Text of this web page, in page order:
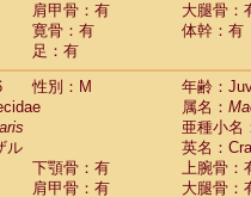
肩甲骨：有
大腿骨：
寛骨：有
体幹：有
足：有
性別：M
年齢：
属名：
亜種小名
ル
英名：
下顎骨：有
上腕骨：
肩甲骨：有
大腿骨：